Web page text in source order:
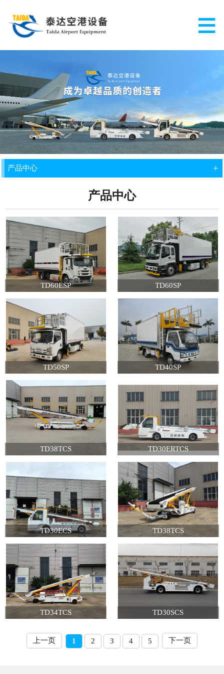
产品中心 +
产品中心
TD60ESP TD60SP
TD50SP TD40SP
TD38TCS TD30ERTCS
TD30ECS TD38TCS
TD34TCS TD30SCS
上一页 1 2 3 4 5 下一页